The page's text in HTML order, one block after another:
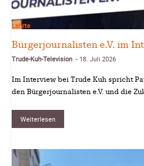
Lehrte
Bürgerjournalisten e.V. im
Trude-Kuh-Television - 18. Juli 2026
Im Interview bei Trude Kuh spricht
den Bürgerjournalisten e.V. und die
Weiterlesen